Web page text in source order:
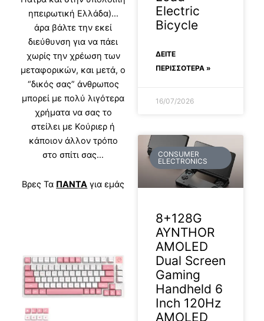
ηπειρωτική Ελλάδα)…
άρα βάλτε την εκεί
διεύθυνση για να πάει
χωρίς την χρέωση των
μεταφορικών, και μετά, ο
“δικός σας” άνθρωπος
μπορεί με πολύ λιγότερα
χρήματα να σας το
στείλει με Κούριερ ή
κάποιον άλλον τρόπο
στο σπίτι σας…
Βρες Τα ΠΑΝΤΑ για εμάς
Electric
Bicycle
ΔΕΊΤΕ
ΠΕΡΙΣΣΟΤΕΡΑ »
16/07/2026
CONSUMER
ELECTRONICS
8+128G
AYNTHOR
AMOLED
Dual Screen
Gaming
Handheld 6
Inch 120Hz
AMOLED